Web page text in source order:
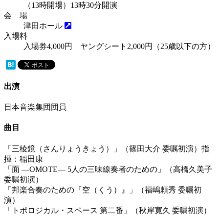
（13時開場）13時30分開演
会 場
津田ホール
入場料
入場券4,000円 ヤングシート2,000円（25歳以下の方）
出演
日本音楽集団団員
曲目
「三稜鏡（さんりょうきょう）」（篠田大介 委嘱初演）指
揮：稲田康
「面 —OMOTE— 5人の三味線奏者のための」（高橋久美子
委嘱初演）
「邦楽合奏のための『空（くう）』」（福嶋頼秀 委嘱初
演）
「トポロジカル・スペース 第二番」（秋岸寛久 委嘱初演）